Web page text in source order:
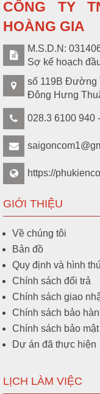
CÔNG TY
HOÀNG GIA
M.S.D.N:
Sợ kế hoạch
số 119B Đường
Đông Hưng
028.3 6100 940
https://
GIỚI THIỆU
Về chúng tôi
Bản đồ
Quy định và hình
Chính sách đổi trả
Chính sách giao
Chính sách bảo
Chính sách bảo mật
Dự án đã thực hiện
LỊCH LÀM VIỆC